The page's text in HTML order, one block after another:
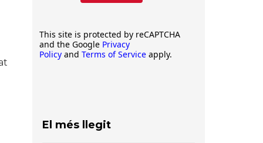
This site is protected by reCAPTCHA
and the Google Privacy
Policy and Terms of Service apply.
El més llegit